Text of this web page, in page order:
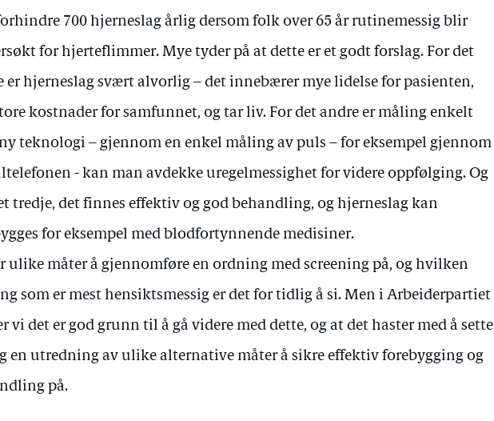
700 hjerneslag årlig dersom folk over 65 år rutinemessig blir
for hjerteflimmer. Mye tyder på at dette er et godt forslag. For det
er hjerneslag svært alvorlig – det innebærer mye lidelse for pasienten,
kostnader for samfunnet, og tar liv. For det andre er måling enkelt
teknologi – gjennom en enkel måling av puls – for eksempel gjennom
- kan man avdekke uregelmessighet for videre oppfølging. Og
tredje, det finnes effektiv og god behandling, og hjerneslag kan
for eksempel med blodfortynnende medisiner.
ulike måter å gjennomføre en ordning med screening på, og hvilken
som er mest hensiktsmessig er det for tidlig å si. Men i Arbeiderpartiet
vi det er god grunn til å gå videre med dette, og at det haster med å sette
en utredning av ulike alternative måter å sikre effektiv forebygging og
på.